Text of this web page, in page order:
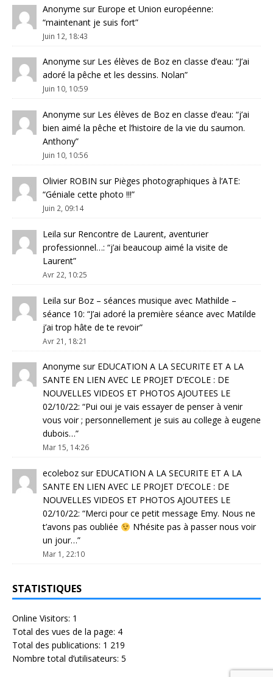
Anonyme sur Europe et Union européenne:
“maintenant je suis fort”
Juin 12, 18:43
Anonyme sur Les élèves de Boz en classe d’eau: “J’ai
adoré la pêche et les dessins. Nolan”
Juin 10, 10:59
Anonyme sur Les élèves de Boz en classe d’eau: “j’ai
bien aimé la pêche et l’histoire de la vie du saumon.
Anthony”
Juin 10, 10:56
Olivier ROBIN sur Pièges photographiques à l’ATE:
“Géniale cette photo !!!”
Juin 2, 09:14
Leila sur Rencontre de Laurent, aventurier
professionnel…: “j’ai beaucoup aimé la visite de
Laurent”
Avr 22, 10:25
Leila sur Boz – séances musique avec Mathilde –
séance 10: “J’ai adoré la première séance avec Matilde
j’ai trop hâte de te revoir”
Avr 21, 18:21
Anonyme sur EDUCATION A LA SECURITE ET A LA
SANTE EN LIEN AVEC LE PROJET D’ECOLE : DE
NOUVELLES VIDEOS ET PHOTOS AJOUTEES LE
02/10/22: “Pui oui je vais essayer de penser à venir
vous voir ; personnellement je suis au college à eugene
dubois…”
Mar 15, 14:26
ecoleboz sur EDUCATION A LA SECURITE ET A LA
SANTE EN LIEN AVEC LE PROJET D’ECOLE : DE
NOUVELLES VIDEOS ET PHOTOS AJOUTEES LE
02/10/22: “Merci pour ce petit message Emy. Nous ne
t’avons pas oubliée
N’hésite pas à passer nous voir
un jour…”
Mar 1, 22:10
STATISTIQUES
Online Visitors: 1
Total des vues de la page: 4
Total des publications: 1 219
Nombre total d’utilisateurs: 5